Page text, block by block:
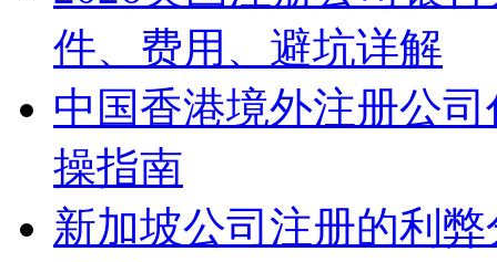
件、费用、避坑详解
中国香港境外注册公
操指南
新加坡公司注册的利